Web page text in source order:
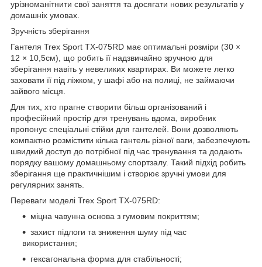
урізноманітнити свої заняття та досягати нових результатів у
домашніх умовах.
Зручність зберігання
Гантеля Trex Sport TX-075RD має оптимальні розміри (30 ×
12 × 10,5см), що робить її надзвичайно зручною для
зберігання навіть у невеликих квартирах. Ви можете легко
заховати її під ліжком, у шафі або на полиці, не займаючи
зайвого місця.
Для тих, хто прагне створити більш організований і
професійний простір для тренувань вдома, виробник
пропонує спеціальні стійки для гантелей. Вони дозволяють
компактно розмістити кілька гантель різної ваги, забезпечують
швидкий доступ до потрібної під час тренування та додають
порядку вашому домашньому спортзалу. Такий підхід робить
зберігання ще практичнішим і створює зручні умови для
регулярних занять.
Переваги моделі Trex Sport TX-075RD:
міцна чавунна основа з гумовим покриттям;
захист підлоги та зниження шуму під час
використання;
гексагональна форма для стабільності;